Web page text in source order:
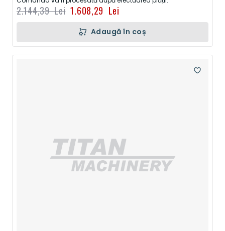
1.608,29 Lei
2.144,39 Lei
Adaugă în coș